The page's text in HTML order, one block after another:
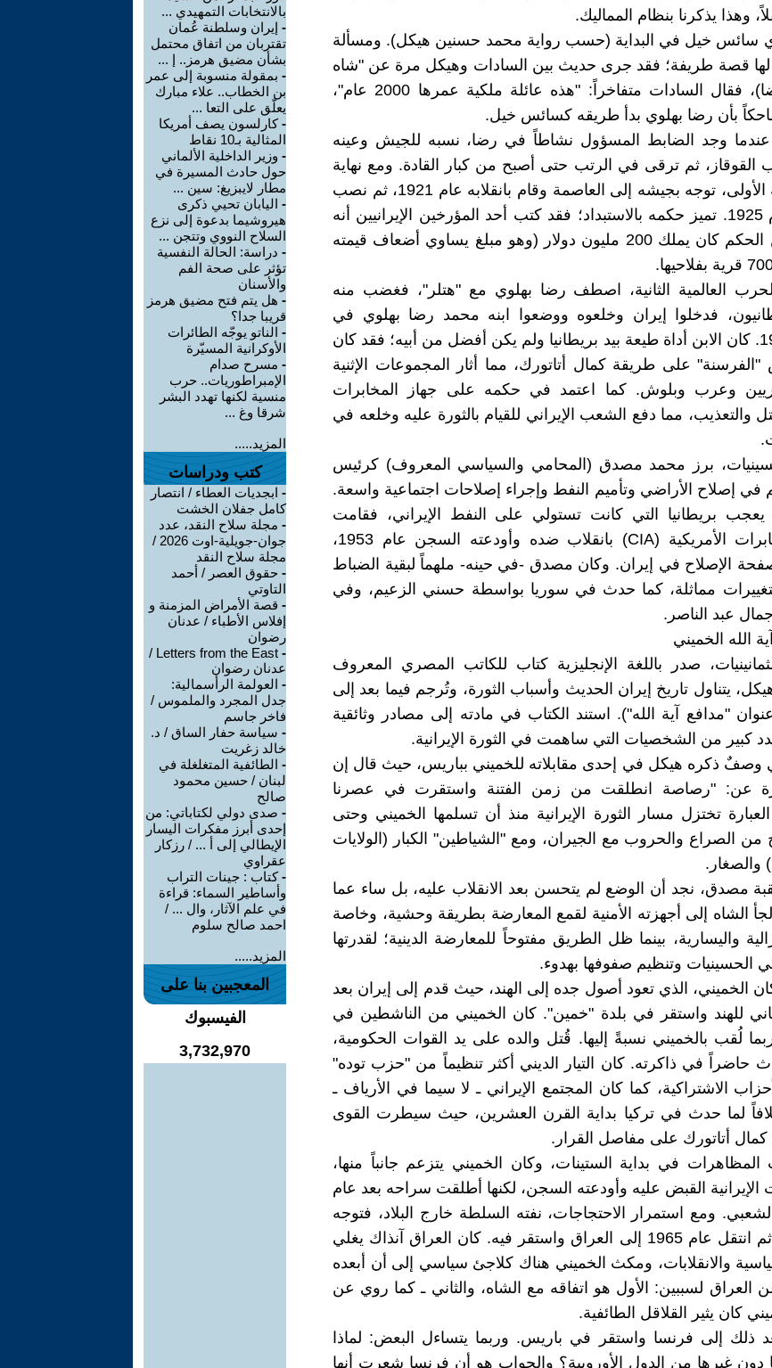
وهذا يذكرنا بنظام المماليك.
سائس خيل في البداية (حسب رواية محمد حسنين هيكل). ومسألة
قصة طريفة؛ فقد جرى حديث بين السادات وهيكل مرة عن "شاه
إيران" (ابن رضا)، فقال السادات متفاخراً: "هذه عائلة ملكية عمرها 2000 عام"،
بأن رضا بهلوي بدأ طريقه كسائس خيل.
وجد الضابط المسؤول نشاطاً في رضا، نسبه للجيش وعينه
ثم ترقى في الرتب حتى أصبح من كبار القادة. ومع نهاية
الحرب العالمية الأولى، توجه بجيشه إلى العاصمة وقام بانقلابه عام 1921، ثم نصب
نفسه ملكاً عام 1925. تميز حكمه بالاستبداد؛ فقد كتب أحد المؤرخين الإيرانيين أنه
عندما نُحي عن الحكم كان يملك 200 مليون دولار (وهو مبلغ يساوي أضعاف قيمته
العالمية الثانية، اصطف رضا بهلوي مع "هتلر"، فغضب منه
فدخلوا إيران وخلعوه ووضعوا ابنه محمد رضا بهلوي في
الحكم عام 1941. كان الابن أداة طيعة بيد بريطانيا ولم يكن أفضل من أبيه؛ فقد كان
على طريقة كمال أتاتورك، مما أثار المجموعات الإثنية
وعرب وبلوش. كما اعتمد في حكمه على جهاز المخابرات
والتعذيب، مما دفع الشعب الإيراني للقيام بالثورة عليه وخلعه في
برز محمد مصدق (المحامي والسياسي المعروف) كرئيس
في إصلاح الأراضي وتأميم النفط وإجراء إصلاحات اجتماعية واسعة.
يعجب بريطانيا التي كانت تستولي على النفط الإيراني، فقامت
بمساعدة المخابرات الأمريكية (CIA) بانقلاب ضده وأودعته السجن عام 1953،
الإصلاح في إيران. وكان مصدق -في حينه- ملهماً لبقية الضباط
بتغييرات مماثلة، كما حدث في سوريا بواسطة حسني الزعيم، وفي
عبد الناصر.
الله الخميني
صدر باللغة الإنجليزية كتاب للكاتب المصري المعروف
يتناول تاريخ إيران الحديث وأسباب الثورة، وتُرجم فيما بعد إلى
"مدافع آية الله"). استند الكتاب في مادته إلى مصادر وثائقية
كبير من الشخصيات التي ساهمت في الثورة الإيرانية.
ذكره هيكل في إحدى مقابلاته للخميني بباريس، حيث قال إن
عن: "رصاصة انطلقت من زمن الفتنة واستقرت في عصرنا
تختزل مسار الثورة الإيرانية منذ أن تسلمها الخميني وحتى
من الصراع والحروب مع الجيران، ومع "الشياطين" الكبار (الولايات
والصغار.
مصدق، نجد أن الوضع لم يتحسن بعد الانقلاب عليه، بل ساء عما
الشاه إلى أجهزته الأمنية لقمع المعارضة بطريقة وحشية، وخاصة
واليسارية، بينما ظل الطريق مفتوحاً للمعارضة الدينية؛ لقدرتها
الحسينيات وتنظيم صفوفها بهدوء.
الخميني، الذي تعود أصول جده إلى الهند، حيث قدم إلى إيران بعد
للهند واستقر في بلدة "خمين". كان الخميني من الناشطين في
لُقب بالخميني نسبةً إليها. قُتل والده على يد القوات الحكومية،
حاضراً في ذاكرته. كان التيار الديني أكثر تنظيماً من "حزب توده"
الاشتراكية، كما كان المجتمع الإيراني ـ لا سيما في الأرياف ـ
خلافاً لما حدث في تركيا بداية القرن العشرين، حيث سيطرت القوى
كمال أتاتورك على مفاصل القرار.
في بداية الستينات، وكان الخميني يتزعم جانباً منها،
الإيرانية القبض عليه وأودعته السجن، لكنها أطلقت سراحه بعد عام
ومع استمرار الاحتجاجات، نفته السلطة خارج البلاد، فتوجه
أولاً إلى تركيا، ثم انتقل عام 1965 إلى العراق واستقر فيه. كان العراق آنذاك يغلي
والانقلابات، ومكث الخميني هناك كلاجئ سياسي إلى أن أبعده
لسببين: الأول هو اتفاقه مع الشاه، والثاني ـ كما روي عن
كان يثير القلاقل الطائفية.
ذلك إلى فرنسا واستقر في باريس. وربما يتساءل البعض: لماذا
دون غيرها من الدول الأوروبية؟ والجواب هو أن فرنسا شعرت أنها
بالانتخابات التمهيدي ...
- إيران وسلطنة عُمان
تقتربان من اتفاق محتمل
بشأن مضيق هرمز.. إ ...
- بمقولة منسوبة إلى عمر
بن الخطاب.. علاء مبارك
يعلّق على التعا ...
-كارلسون يصف أمريكا
المثالية بـ10 نقاط
- وزير الداخلية الألماني
حول حادث المسيرة في
مطار لايبزيغ: سين ...
- اليابان تحيي ذكرى
هيروشيما بدعوة إلى نزع
السلاح النووي وتتجن ...
- دراسة: الحالة النفسية
تؤثر على صحة الفم
والأسنان
- هل يتم فتح مضيق هرمز
قريبا جدا؟
- الناتو يوجّه الطائرات
الأوكرانية المسيّرة
- مسرح صدام
الإمبراطوريات.. حرب
منسية لكنها تهدد البشر
شرقا وغ ...
المزيد.....
كتب ودراسات
- ابجديات العطاء / انتصار
كامل جفلان الخشت
- مجلة سلاح النقد، عدد
جوان-جويلية-اوت 2026 /
مجلة سلاح النقد
- حقوق العصر / أحمد
التاوتي
- قصة الأمراض المزمنة و
إفلاس الأطباء / عدنان
رضوان
-
Letters from the East /
عدنان رضوان
- العولمة الرأسمالية:
جدل المجرد والملموس /
فاخر جاسم
- سياسة حفار الساق / د.
خالد زغريت
- الطائفية المتغلغلة في
لبنان / حسين محمود
صالح
- صدى دولي لكتاباتي: من
إحدى أبرز مفكرات اليسار
الإيطالي إلى أ ... / رزكار
عقراوي
-كتاب : جينات التراب
وأساطير السماء: قراءة
في علم الآثار، وال ... /
احمد صالح سلوم
المزيد.....
المعجبين بنا على
الفيسبوك
3,732,970